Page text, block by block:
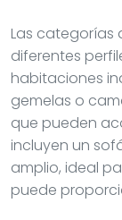
Las categorías
diferentes
habitaciones
gemelas o
que pueden
incluyen un
amplio, ideal
puede